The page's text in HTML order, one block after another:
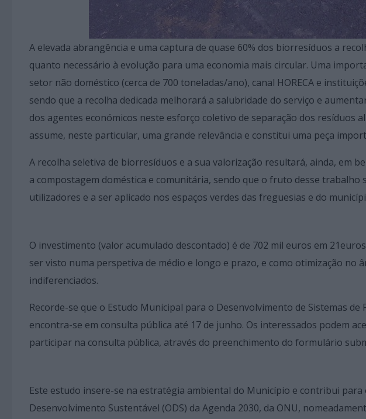
A elevada abrangência e uma captura de quase 60% dos biorresíduos a
quanto necessário à evolução para uma economia mais circular. Uma
setor não doméstico (cerca de 700 toneladas/ano), canal HORECA e
sendo que a recolha dedicada melhorará a salubridade do serviço e
dos agentes económicos neste esforço coletivo de separação dos resíduos
assume, neste particular, uma grande relevância e constitui uma peça
A recolha seletiva de biorresíduos e a sua valorização resultará, ainda, em
a compostagem doméstica e comunitária, sendo que o fruto desse
utilizadores e a ser aplicado nos espaços verdes das freguesias e do
O investimento (valor acumulado descontado) é de 702 mil euros em
ser visto numa perspetiva de médio e longo e prazo, e como otimização no
indiferenciados.
Recorde-se que o Estudo Municipal para o Desenvolvimento de Sistemas de
encontra-se em consulta pública até 17 de junho. Os interessados podem
participar na consulta pública, através do preenchimento do formulário
Este estudo insere-se na estratégia ambiental do Município e contribui
Desenvolvimento Sustentável (ODS) da Agenda 2030, da ONU,